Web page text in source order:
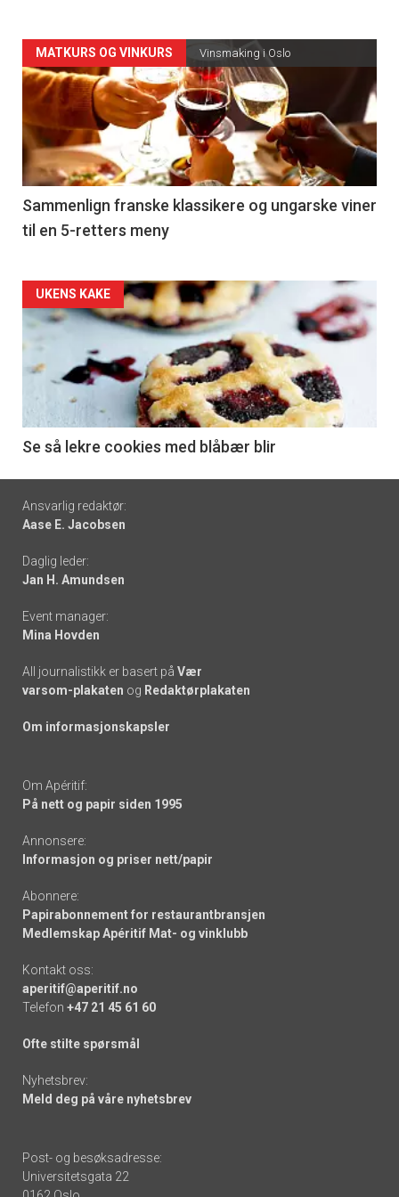
Forsiden
akkurat
nå
-
5
MATKURS OG VINKURS Vinsmaking i Oslo
Sammenlign franske klassikere og ungarske viner
til en 5-retters meny
Forsiden
akkurat
nå
6
UKENS KAKE
Se så lekre cookies med blåbær blir
Footer
-
links
Ansvarlig redaktør:
Aase E. Jacobsen
Daglig leder:
Jan H. Amundsen
Event manager:
Mina Hovden
All journalistikk er basert på Vær
varsom-plakaten og Redaktørplakaten
Om informasjonskapsler
Om Apéritif:
På nett og papir siden 1995
Annonsere:
Informasjon og priser nett/papir
Abonnere:
Papirabonnement for restaurantbransjen
Medlemskap Apéritif Mat- og vinklubb
Kontakt oss:
aperitif@aperitif.no
Telefon +47 21 45 61 60
Ofte stilte spørsmål
Nyhetsbrev:
Meld deg på våre nyhetsbrev
Post- og besøksadresse:
Universitetsgata 22